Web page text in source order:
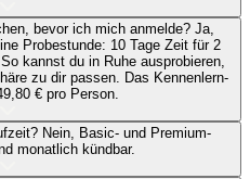
bevor ich mich anmelde? Ja,
Probestunde: 10 Tage Zeit für 2
kannst du in Ruhe ausprobieren,
zu dir passen. Das Kennenlern-
€ pro Person.
Nein, Basic- und Premium-
monatlich kündbar.